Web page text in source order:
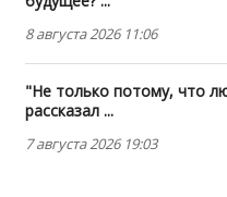
8 августа 2026 11:06
"Не только потому, что
рассказал ...
7 августа 2026 19:03